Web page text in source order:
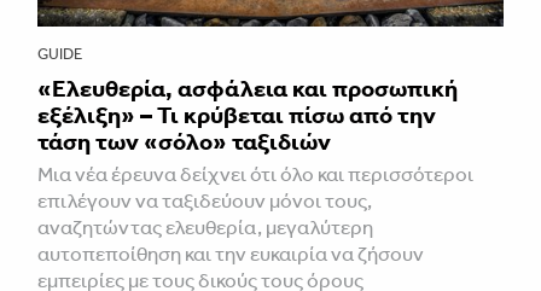
GUIDE
«Ελευθερία, ασφάλεια και προσωπική
εξέλιξη» – Τι κρύβεται πίσω από την
τάση των «σόλο» ταξιδιών
Μια νέα έρευνα δείχνει ότι όλο και περισσότεροι
επιλέγουν να ταξιδεύουν μόνοι τους,
αναζητώντας ελευθερία, μεγαλύτερη
αυτοπεποίθηση και την ευκαιρία να ζήσουν
εμπειρίες με τους δικούς τους όρους